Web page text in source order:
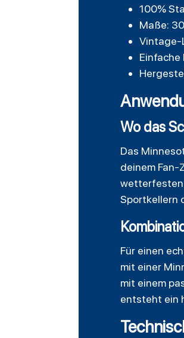
100%
Maße:
Vintage-
Wo das
Das
deinem Fan-
wetterfesten
Sportkellern
Für einen
mit einer
mit einem
entsteht ein